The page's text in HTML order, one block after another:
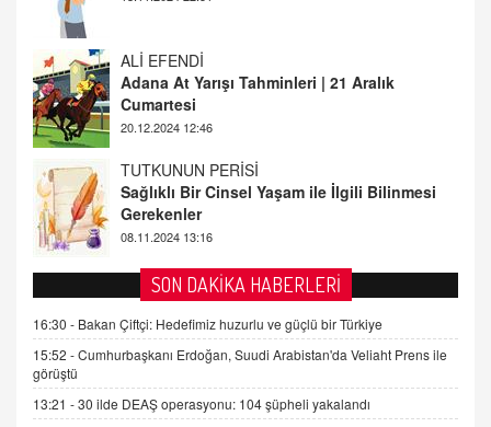
TUTKUNUN PERİSİ
Sağlıklı Bir Cinsel Yaşam ile İlgili Bilinmesi
Gerekenler
08.11.2024 13:16
FARUK ÖNALAN
Tezkere Onaylanmasaydı…
2 Kasım 2021 Salı 00:11
AV. DOĞAN CAN DOĞAN
Kişisel verilerin korunması ve dijital hukukun
gelişimi
15.09.2025 16:17
SEHER EREK
Kış Ayları Geldi, Hangi Önlemler Alınmalı?
SON DAKİKA HABERLERİ
16:30 - Bakan Çiftçi: Hedefimiz huzurlu ve güçlü bir Türkiye
15:52 -Cumhurbaşkanı Erdoğan, Suudi Arabistan'da Veliaht Prens ile
görüştü
13:21 -30 ilde DEAŞ operasyonu: 104 şüpheli yakalandı